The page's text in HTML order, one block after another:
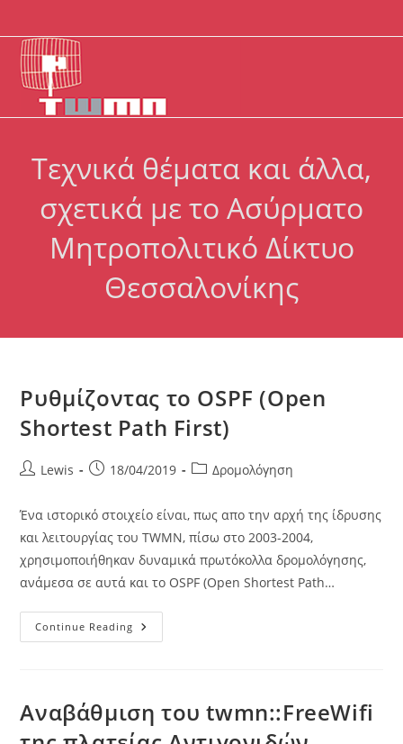
to
content
Τεχνικά θέματα και άλλα,
σχετικά με το Ασύρματο
Μητροπολιτικό Δίκτυο
Θεσσαλονίκης
Ρυθμίζοντας το OSPF (Open
Shortest Path First)
PostLewis
Post18/04/2019
PostΔρομολόγηση
Ένα ιστορικό στοιχείο είναι, πως απο την αρχή της ίδρυσης
και λειτουργίας του TWMN, πίσω στο 2003-2004,
χρησιμοποιήθηκαν δυναμικά πρωτόκολλα δρομολόγησης,
ανάμεσα σε αυτά και το OSPF (Open Shortest Path…
Continue Reading Ρυθμίζοντας
Το
Αναβάθμιση του twmn::FreeWifi